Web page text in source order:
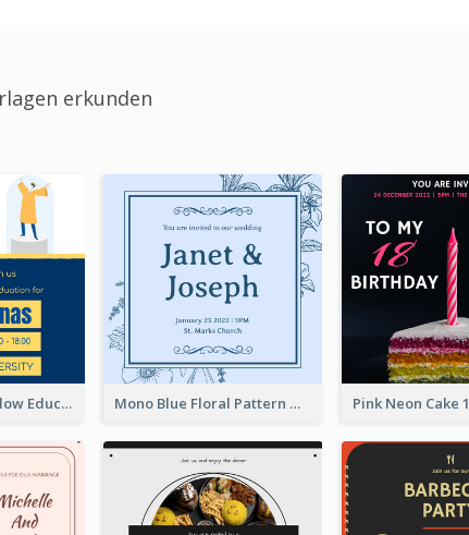
erkunden
Bold Blue And Yellow Educational Ceremony Invitation Design Ideas Mono Blue Floral Pattern Wedding Invitation